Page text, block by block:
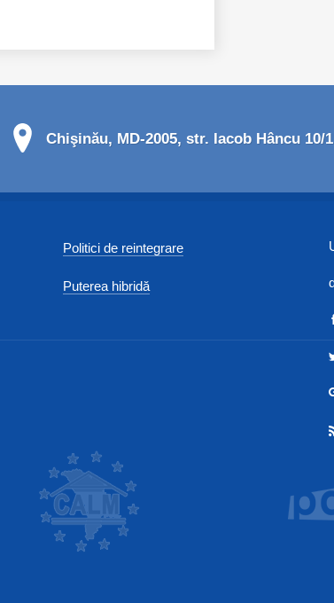
Chişinău, MD-2005, str. Iacob Hâncu 10/1
Politici de reintegrare
Puterea hibridă